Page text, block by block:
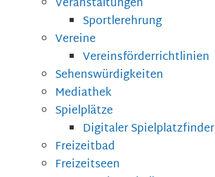
Veranstaltungen
Sportlerehrung
Vereine
Vereinsförderrichtlinien
Sehenswürdigkeiten
Mediathek
Spielplätze
Digitaler Spielplatzfinder
Freizeitbad
Freizeitseen